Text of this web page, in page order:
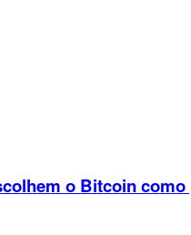
o Bitcoin